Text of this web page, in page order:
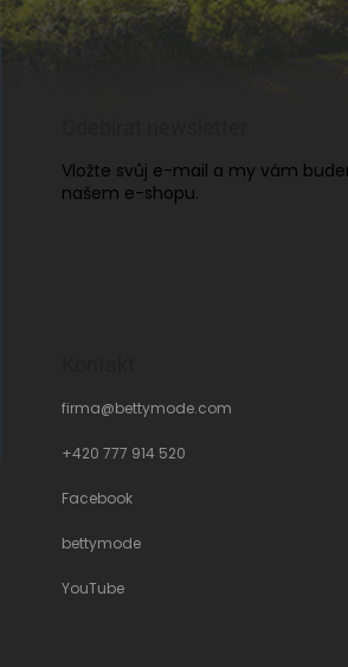
Vložte svůj e-mail a my vám
našem e-shopu.
firma@bettymode.com
+420 777 914 520
Facebook
bettymode
YouTube